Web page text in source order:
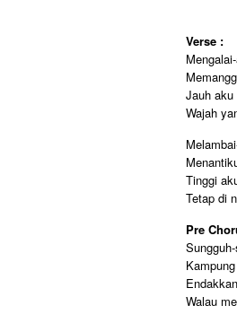
Verse :
Jauh aku
Wajah
Tinggi
Tetap di
Pre
Walau